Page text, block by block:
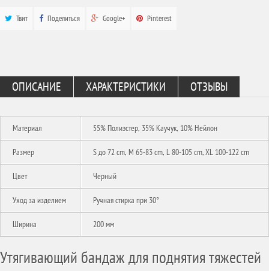
Твит Поделиться Google+ Pinterest
ОПИСАНИЕ ХАРАКТЕРИСТИКИ ОТЗЫВЫ
Материал 55% Полиэстер, 35% Каучук, 10% Нейлон
Размер S до 72 cm, M 65-83 cm, L 80-105 cm, XL 100-122 cm
Цвет Черный
Уход за изделием Ручная стирка при 30°
Ширина 200 мм
Утягивающий бандаж для поднятия тяжестей